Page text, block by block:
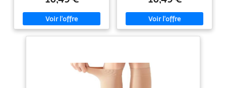
hypoallergéniques et
confortables pour les longues
journées, elles sont parfaites
comme chaussettes de voyage
musculaire: Grâce à une pression
ciblée de 20 à 30 mmHg, ces
hypoallergéniques et
confortables pour les longues
journées, elles sont parfaites
comme chaussettes de voyage
musculaire: Grâce à une pression
ciblée de 20 à 30 mmHg, ces
bas de contention homme